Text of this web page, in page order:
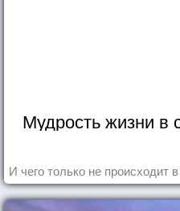
Мудрость жизни в
И чего только не происходит